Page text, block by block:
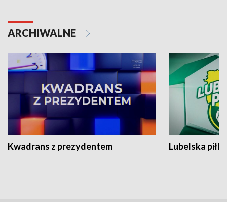
ARCHIWALNE
Kwadrans z prezydentem Lubelska piłka